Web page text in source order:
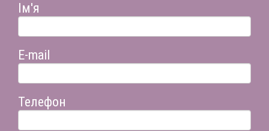
Ім'я
E-mail
Телефон